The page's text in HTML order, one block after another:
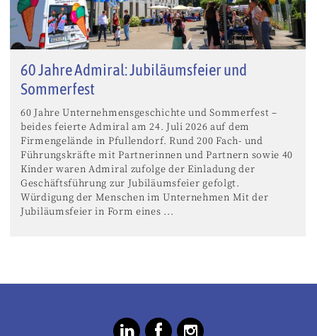
60 Jahre Admiral: Jubiläumsfeier und
Sommerfest
60 Jahre Unternehmensgeschichte und Sommerfest –
beides feierte Admiral am 24. Juli 2026 auf dem
Firmengelände in Pfullendorf. Rund 200 Fach- und
Führungskräfte mit Partnerinnen und Partnern sowie 40
Kinder waren Admiral zufolge der Einladung der
Geschäftsführung zur Jubiläumsfeier gefolgt.
Würdigung der Menschen im Unternehmen Mit der
Jubiläumsfeier in Form eines ...